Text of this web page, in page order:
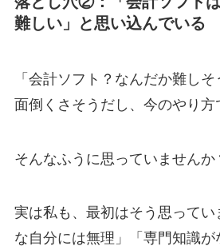
難しい」と思い込んでいる
「会計ソフト？なんだか難し
面倒くさそうだし、今のやり方
そんなふうに思っていませんか
実は私も、最初はそう思って
な自分には無理」「専門知識